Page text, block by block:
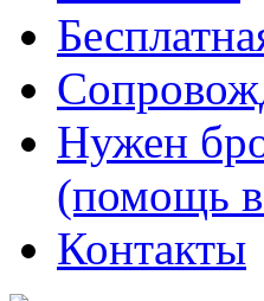
Нужен
(помощь
Контакты